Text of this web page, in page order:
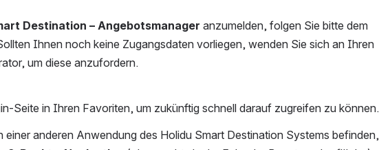
Destination – Angebotsmanager anzumelden, folgen Sie bitte dem
Ihnen noch keine Zugangsdaten vorliegen, wenden Sie sich an Ihren
um diese anzufordern.
Seite in Ihren Favoriten, um zukünftig schnell darauf zugreifen zu können.
einer anderen Anwendung des Holidu Smart Destination Systems befinden,